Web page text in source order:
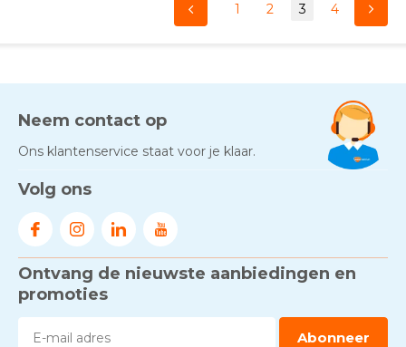
1 2 3 4
Neem contact op
Ons klantenservice staat voor je klaar.
Volg ons
Ontvang de nieuwste aanbiedingen en
promoties
Abonneer